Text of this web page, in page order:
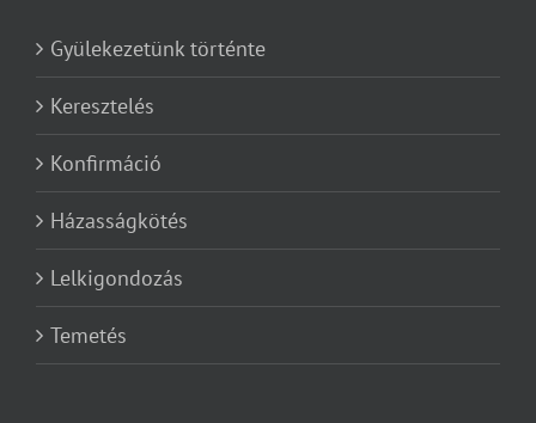
Gyülekezetünk történte
Keresztelés
Konfirmáció
Házasságkötés
Lelkigondozás
Temetés